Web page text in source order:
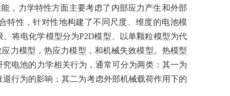
，力学特性方面主要考虑了内部应力产生和外部
特性，针对性地构建了不同尺度、维度的电池模
将电化学模型分为P2D模型、以单颗粒模型为代
力模型，热应力模型，和机械失效模型。热模型
电池的力学相关行为，通常可分为两类：其一为
行为的影响；其二为考虑外部机械载荷作用下的